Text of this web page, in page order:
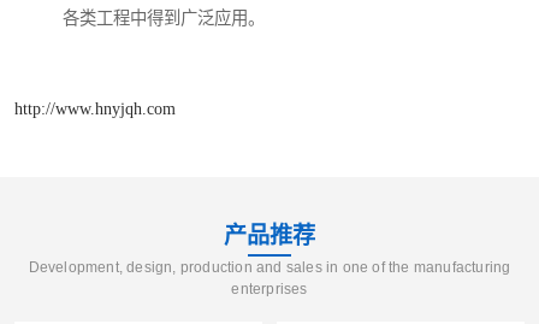
各类工程中得到广泛应用。
http://www.hnyjqh.com
产品推荐
Development, design, production and sales in one of the manufacturing
enterprises